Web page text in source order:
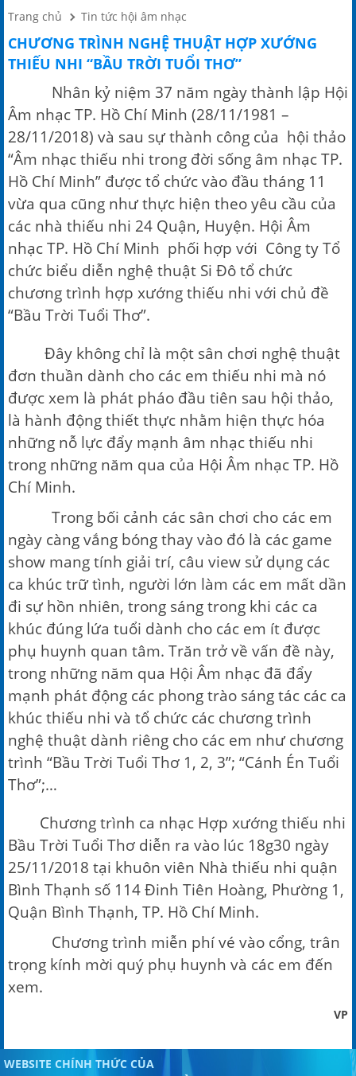
Trang chủ
Tin tức hội âm nhạc
CHƯƠNG TRÌNH NGHỆ THUẬT HỢP XƯỚNG
THIẾU NHI “BẦU TRỜI TUỔI THƠ”
Nhân kỷ niệm 37 năm ngày thành lập Hội
Âm nhạc TP. Hồ Chí Minh (28/11/1981 –
28/11/2018) và sau sự thành công của hội thảo
“Âm nhạc thiếu nhi trong đời sống âm nhạc TP.
Hồ Chí Minh” được tổ chức vào đầu tháng 11
vừa qua cũng như thực hiện theo yêu cầu của
các nhà thiếu nhi 24 Quận, Huyện. Hội Âm
nhạc TP. Hồ Chí Minh phối hợp với Công ty Tổ
chức biểu diễn nghệ thuật Si Đô tổ chức
chương trình hợp xướng thiếu nhi với chủ đề
“Bầu Trời Tuổi Thơ”.
Đây không chỉ là một sân chơi nghệ thuật
đơn thuần dành cho các em thiếu nhi mà nó
được xem là phát pháo đầu tiên sau hội thảo,
là hành động thiết thực nhằm hiện thực hóa
những nỗ lực đẩy mạnh âm nhạc thiếu nhi
trong những năm qua của Hội Âm nhạc TP. Hồ
Chí Minh.
Trong bối cảnh các sân chơi cho các em
ngày càng vắng bóng thay vào đó là các game
show mang tính giải trí, câu view sử dụng các
ca khúc trữ tình, người lớn làm các em mất dần
đi sự hồn nhiên, trong sáng trong khi các ca
khúc đúng lứa tuổi dành cho các em ít được
phụ huynh quan tâm. Trăn trở về vấn đề này,
trong những năm qua Hội Âm nhạc đã đẩy
mạnh phát động các phong trào sáng tác các ca
khúc thiếu nhi và tổ chức các chương trình
nghệ thuật dành riêng cho các em như chương
trình “Bầu Trời Tuổi Thơ 1, 2, 3”; “Cánh Én Tuổi
Thơ”;…
Chương trình ca nhạc Hợp xướng thiếu nhi
Bầu Trời Tuổi Thơ diễn ra vào lúc 18g30 ngày
25/11/2018 tại khuôn viên Nhà thiếu nhi quận
Bình Thạnh số 114 Đinh Tiên Hoàng, Phường 1,
Quận Bình Thạnh, TP. Hồ Chí Minh.
Chương trình miễn phí vé vào cổng, trân
trọng kính mời quý phụ huynh và các em đến
xem.
VP
WEBSITE CHÍNH THỨC CỦA